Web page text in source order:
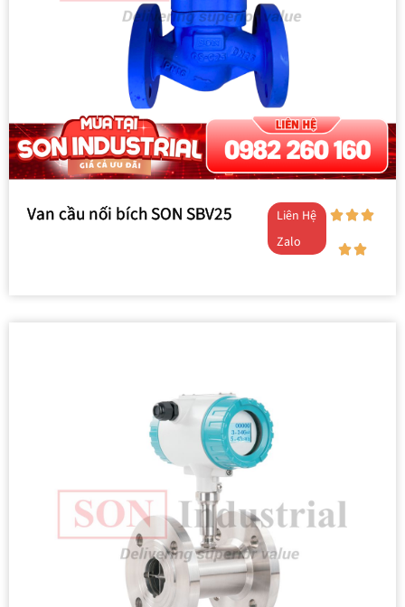
Van cầu nối bích SON SBV25
Liên Hệ
Zalo